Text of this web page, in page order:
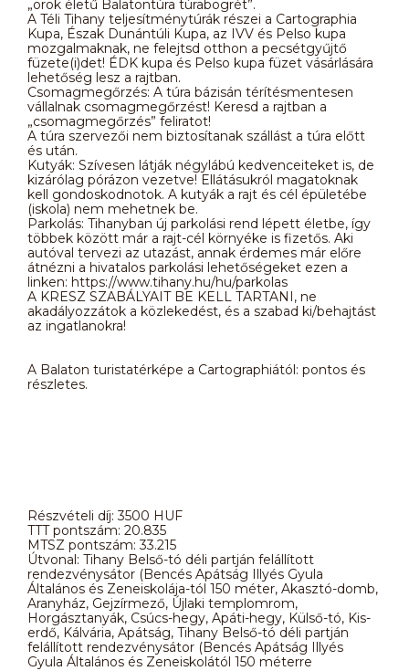
„örök életű Balatontúra túrabögrét”.
A Téli Tihany teljesítménytúrák részei a Cartographia
Kupa, Észak Dunántúli Kupa, az IVV és Pelso kupa
mozgalmaknak, ne felejtsd otthon a pecsétgyűjtő
füzete(i)det! ÉDK kupa és Pelso kupa füzet vásárlására
lehetőség lesz a rajtban.
Csomagmegőrzés: A túra bázisán térítésmentesen
vállalnak csomagmegőrzést! Keresd a rajtban a
„csomagmegőrzés” feliratot!
A túra szervezői nem biztosítanak szállást a túra előtt
és után.
Kutyák: Szívesen látják négylábú kedvenceiteket is, de
kizárólag pórázon vezetve! Ellátásukról magatoknak
kell gondoskodnotok. A kutyák a rajt és cél épületébe
(iskola) nem mehetnek be.
Parkolás: Tihanyban új parkolási rend lépett életbe, így
többek között már a rajt-cél környéke is fizetős. Aki
autóval tervezi az utazást, annak érdemes már előre
átnézni a hivatalos parkolási lehetőségeket ezen a
linken: https://www.tihany.hu/hu/parkolas
A KRESZ SZABÁLYAIT BE KELL TARTANI, ne
akadályozzátok a közlekedést, és a szabad ki/behajtást
az ingatlanokra!
A Balaton turistatérképe a Cartographiától: pontos és
részletes.
Részvételi díj: 3500 HUF
TTT pontszám: 20.835
MTSZ pontszám: 33.215
Útvonal: Tihany Belső-tó déli partján felállított
rendezvénysátor (Bencés Apátság Illyés Gyula
Általános és Zeneiskolája-tól 150 méter, Akasztó-domb,
Aranyház, Gejzírmező, Újlaki templomrom,
Horgásztanyák, Csúcs-hegy, Apáti-hegy, Külső-tó, Kis-
erdő, Kálvária, Apátság, Tihany Belső-tó déli partján
felállított rendezvénysátor (Bencés Apátság Illyés
Gyula Általános és Zeneiskolától 150 méterre